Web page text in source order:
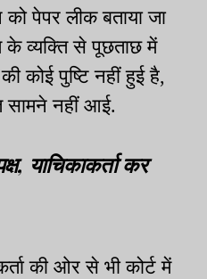
पेपर लीक बताया जा
के व्यक्ति से पूछताछ में
कोई पुष्टि नहीं हुई है,
सामने नहीं आई.
याचिकाकर्ता कर
की ओर से भी कोर्ट में